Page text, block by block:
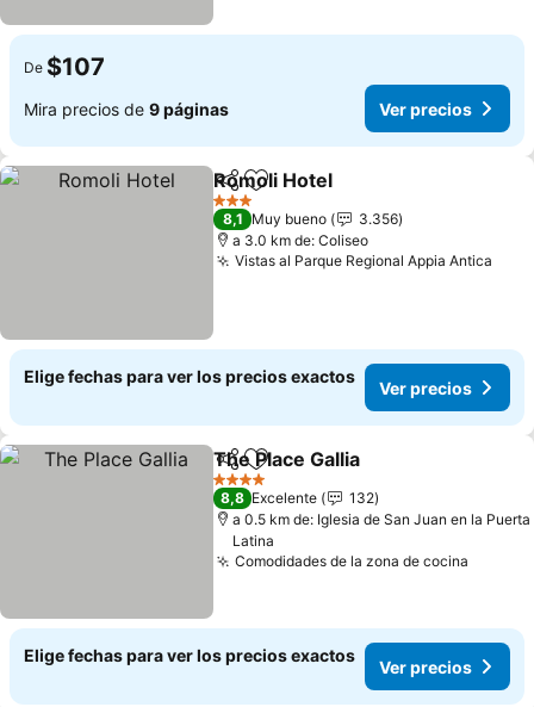
De $107
Mira precios de 9 páginas Ver precios
CompartirAgregar a favoritos
Romoli Hotel
3 Estrellas
8,1 Muy bueno
3.356
a 3.0 km de: Coliseo
Vistas al Parque Regional Appia Antica
Elige fechas para ver los precios exactos
Ver precios
Compartir
Agregar a favoritos
The Place Gallia
4 Estrellas
8,8 Excelente
132
a 0.5 km de: Iglesia de San Juan en la Puerta
Latina
Comodidades de la zona de cocina
Elige fechas para ver los precios exactos
Ver precios